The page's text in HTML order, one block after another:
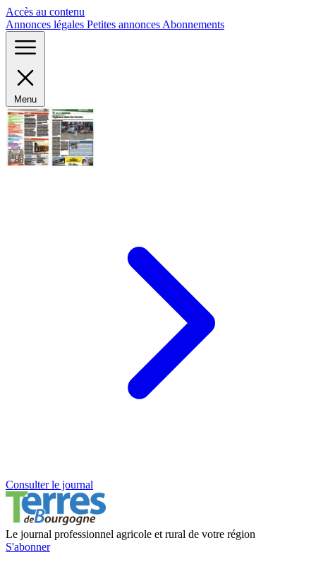
Accès au contenu
Annonces légales Petites annonces Abonnements
Menu
Consulter le journal
Le journal professionnel agricole et rural de votre région
S'abonner
Panneau de gestion des cookies